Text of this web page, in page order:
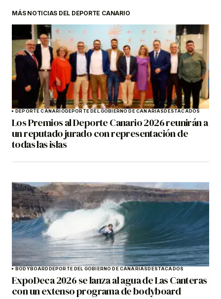
MÁS NOTICIAS DEL DEPORTE CANARIO
DEPORTE CANARIO DEPORTE DEL GOBIERNO DE CANARIAS DESTACADOS
Los Premios al Deporte Canario 2026 reunirán a
un reputado jurado con representación de
todas las islas
BODYBOARD DEPORTE DEL GOBIERNO DE CANARIAS DESTACADOS
ExpoDeca 2026 se lanza al agua de Las Canteras
con un extenso programa de bodyboard